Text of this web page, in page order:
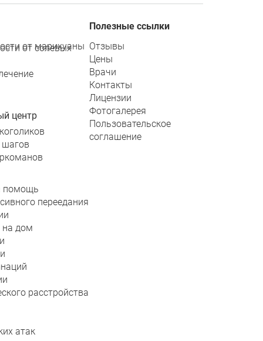
от марихуаны
от солевых
центр
шагов
помощь
переедания
на дом
расстройства
атак
Полезные ссылки
Отзывы
Цены
Врачи
Контакты
Лицензии
Фотогалерея
Пользовательское
соглашение